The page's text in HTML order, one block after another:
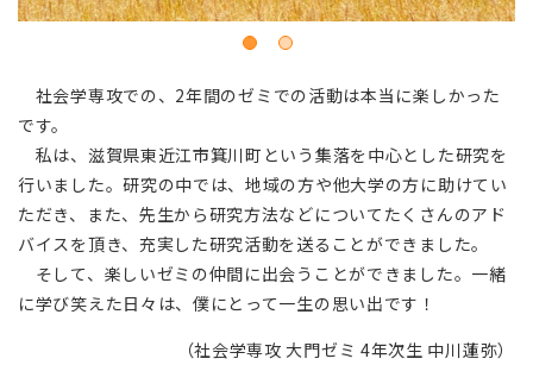
社会学専攻での、 2年間のゼミでの活動は本当に楽しかった
です。
私は、滋賀県東近江市箕川町という集落を中心とした研究を
行いました。研究の中では、地域の方や他大学の方に助けてい
ただき、また、先生から研究方法などについてたくさんのアド
バイスを頂き、充実した研究活動を送ることができました。
そして、楽しいゼミの仲間に出会うことができました。一緒
に学び笑えた日々は、僕にとって一生の思い出です！
（社会学専攻 大門ゼミ 4年次生 中川蓮弥）